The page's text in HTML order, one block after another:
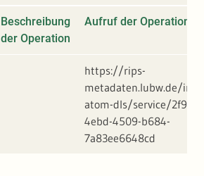
Beschreibung
der Operation
Aufruf der Operation
https://rips-
metadaten.lubw.de/
atom-dls/service/
4ebd-4509-b684-
7a83ee6648cd